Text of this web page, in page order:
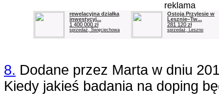
reklama
rewelacyjna działka
inwestycyj...
1 400 000 zł
sprzedaż, Święciechowa
Ostoja Przylesie w
Lesznie–Tw...
281 120 zł
sprzedaż, Leszno
8. Dodane przez Martaw dniu
Kiedy jakieś badania na doping